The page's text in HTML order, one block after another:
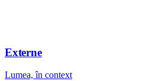
Externe
Lumea, în context